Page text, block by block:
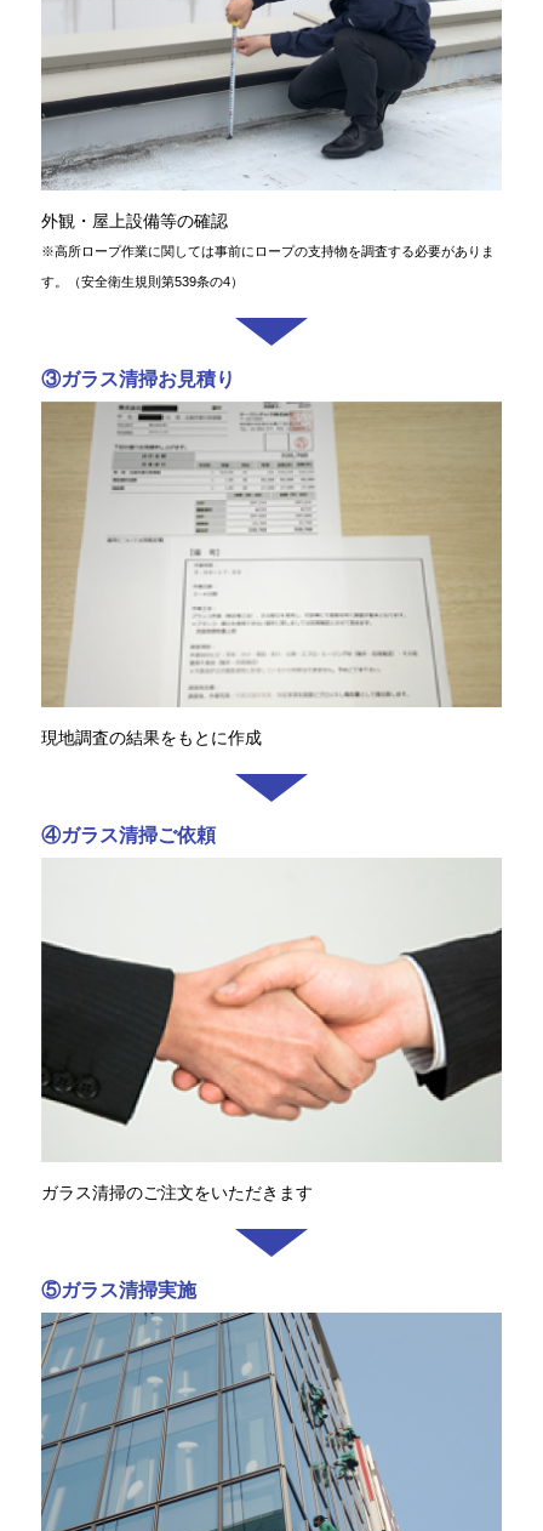
外観・屋上設備等の確認
※高所ロープ作業に関しては事前にロープの支持物を調査する必要がありま
す。（安全衛生規則第539条の4）
③ガラス清掃お見積り
現地調査の結果をもとに作成
④ガラス清掃ご依頼
ガラス清掃のご注文をいただきます
⑤ガラス清掃実施